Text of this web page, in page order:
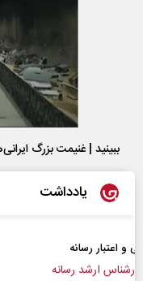
ببینید | غنیمت بزرگ
یادداشت